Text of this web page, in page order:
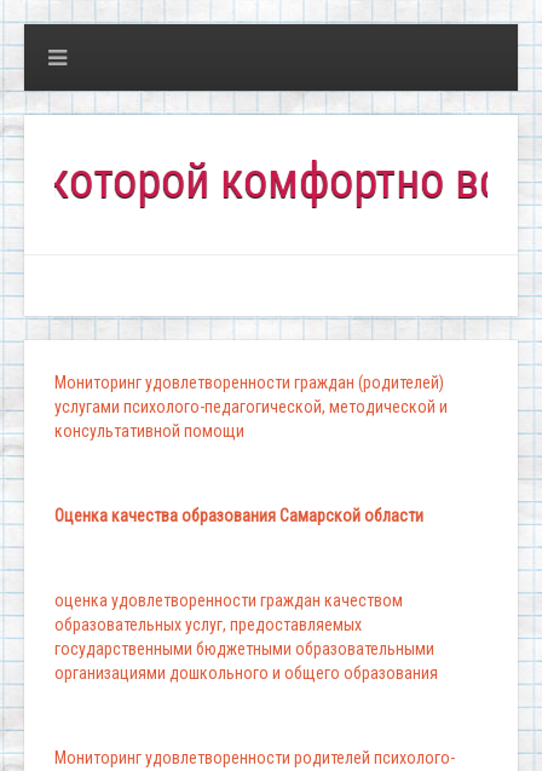
комфортно всем!"
Мониторинг удовлетворенности граждан (родителей)
услугами психолого-педагогической, методической и
консультативной помощи
Оценка качества образования Самарской области
оценка удовлетворенности граждан качеством
образовательных услуг, предоставляемых
государственными бюджетными образовательными
организациями дошкольного и общего образования
Мониторинг удовлетворенности родителей психолого-